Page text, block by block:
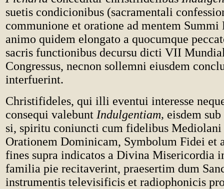
suetis condicionibus (sacramentali
communione et oratione ad mentem
animo quidem elongato a quocumque
sacris functionibus decursu dicti VII
Congressus, necnon sollemni eiusdem
interfuerint.
Christifideles, qui illi eventui interesse
consequi valebunt Indulgentiam, eisdem
si, spiritu coniuncti cum fidelibus Mediolani
Orationem Dominicam, Symbolum Fidei et
fines supra indicatos a Divina Misericordia
familia pie recitaverint, praesertim dum
instrumentis televisificis et radiophonicis